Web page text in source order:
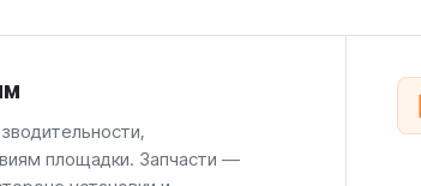
площадки. Запчасти —